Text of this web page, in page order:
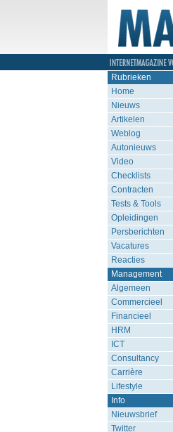
Rubrieken
Home
Nieuws
Artikelen
Weblog
Autonieuws
Video
Checklists
Contracten
Tests & Tools
Opleidingen
Persberichten
Vacatures
Reacties
Management
Algemeen
Commercieel
Financieel
HRM
ICT
Consultancy
Carrière
Lifestyle
Info
Nieuwsbrief
Twitter